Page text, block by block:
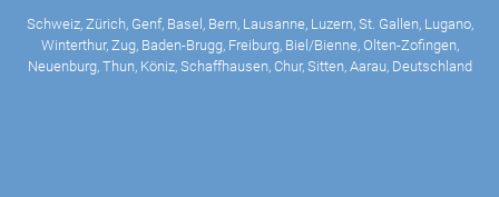
Schweiz, Zürich, Genf, Basel, Bern, Lausanne, Luzern, St. Gallen, Lugano,
Winterthur, Zug, Baden-Brugg, Freiburg, Biel/Bienne, Olten-Zofingen,
Neuenburg, Thun, Köniz, Schaffhausen, Chur, Sitten, Aarau, Deutschland